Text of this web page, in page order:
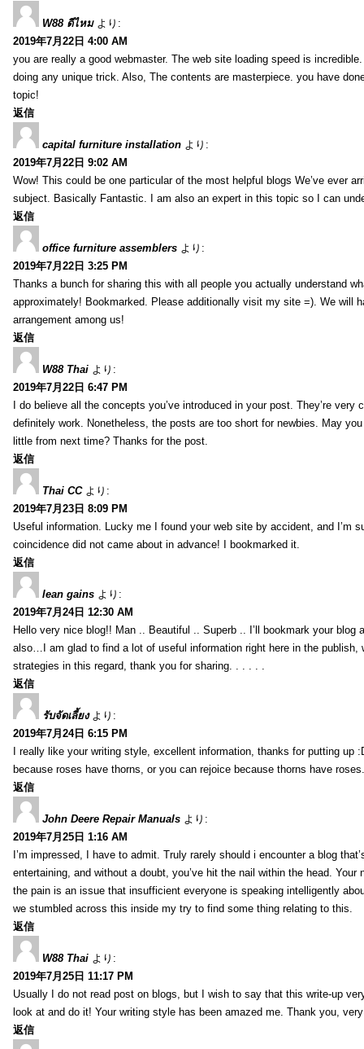
W88 ดีไหม より:
2019年7月22日 4:00 AM
you are really a good webmaster. The web site loading speed is
doing any unique trick. Also, The contents are masterpiece. you have
topic!
返信
capital furniture installation より:
2019年7月22日 9:02 AM
Wow! This could be one particular of the most helpful blogs We’ve ever
subject. Basically Fantastic. I am also an expert in this topic so I can
返信
office furniture assemblers より:
2019年7月22日 3:25 PM
Thanks a bunch for sharing this with all people you actually understand
approximately! Bookmarked. Please additionally visit my site =). We will
arrangement among us!
返信
W88 Thai より:
2019年7月22日 6:47 PM
I do believe all the concepts you’ve introduced in your post. They’re very
definitely work. Nonetheless, the posts are too short for newbies. May
little from next time? Thanks for the post.
返信
Thai CC より:
2019年7月23日 8:09 PM
Useful information. Lucky me I found your web site by accident, and I’m
coincidence did not came about in advance! I bookmarked it.
返信
lean gains より:
2019年7月24日 12:30 AM
Hello very nice blog!! Man .. Beautiful .. Superb .. I’ll bookmark your blog
also…I am glad to find a lot of useful information right here in the publish,
strategies in this regard, thank you for sharing. . . . . .
返信
รับจัดเลี้ยง より:
2019年7月24日 6:15 PM
I really like your writing style, excellent information, thanks for putting up
because roses have thorns, or you can rejoice because thorns have
返信
John Deere Repair Manuals より:
2019年7月25日 1:16 AM
I’m impressed, I have to admit. Truly rarely should i encounter a blog
entertaining, and without a doubt, you’ve hit the nail within the head. Your
the pain is an issue that insufficient everyone is speaking intelligently
we stumbled across this inside my try to find some thing relating to this.
返信
W88 Thai より:
2019年7月25日 11:17 PM
Usually I do not read post on blogs, but I wish to say that this write-up
look at and do it! Your writing style has been amazed me. Thank you,
返信